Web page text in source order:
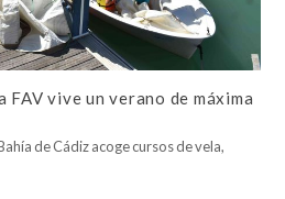
FAV vive un verano de máxima
de Cádiz acoge cursos de vela,